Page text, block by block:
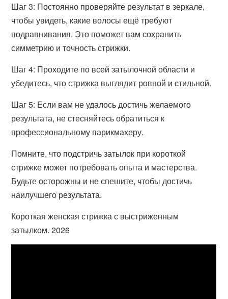
Шаг 3: Постоянно проверяйте результат в зеркале,
чтобы увидеть, какие волосы ещё требуют
подравнивания. Это поможет вам сохранить
симметрию и точность стрижки.
Шаг 4: Проходите по всей затылочной области и
убедитесь, что стрижка выглядит ровной и стильной.
Шаг 5: Если вам не удалось достичь желаемого
результата, не стесняйтесь обратиться к
профессиональному парикмахеру.
Помните, что подстричь затылок при короткой
стрижке может потребовать опыта и мастерства.
Будьте осторожны и не спешите, чтобы достичь
наилучшего результата.
Короткая женская стрижка с выстриженным
затылком. 2026